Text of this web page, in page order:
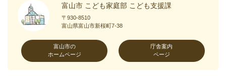
富山市 こども家庭部 こども支援課
〒930-8510
富山県富山市新桜町7-38
富山市の
ホームページ
庁舎案内
ページ